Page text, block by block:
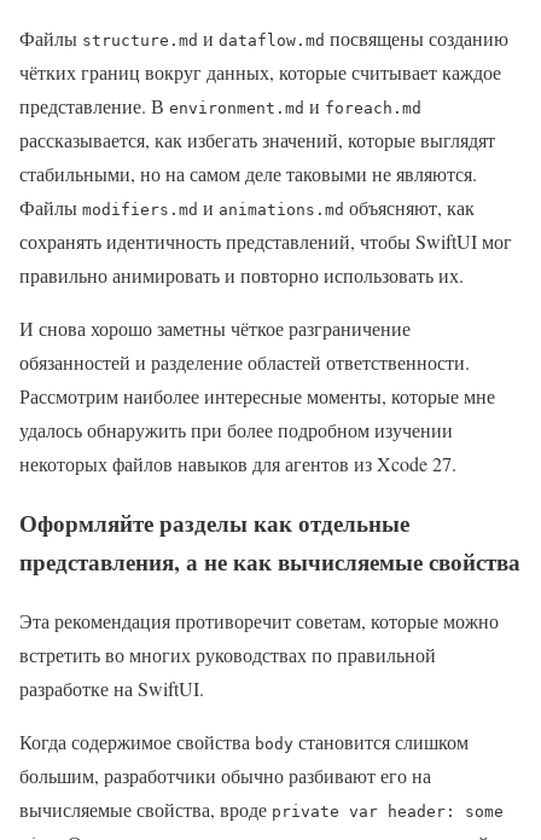
Файлы structure.md и dataflow.md посвящены созданию
чётких границ вокруг данных, которые считывает каждое
представление. В environment.md и foreach.md
рассказывается, как избегать значений, которые выглядят
стабильными, но на самом деле таковыми не являются.
Файлы modifiers.md и animations.md объясняют, как
сохранять идентичность представлений, чтобы SwiftUI мог
правильно анимировать и повторно использовать их.
И снова хорошо заметны чёткое разграничение
обязанностей и разделение областей ответственности.
Рассмотрим наиболее интересные моменты, которые мне
удалось обнаружить при более подробном изучении
некоторых файлов навыков для агентов из Xcode 27.
Оформляйте разделы как отдельные
представления, а не как вычисляемые свойства
Эта рекомендация противоречит советам, которые можно
встретить во многих руководствах по правильной
разработке на SwiftUI.
Когда содержимое свойства body становится слишком
большим, разработчики обычно разбивают его на
вычисляемые свойства, вроде private var header: some